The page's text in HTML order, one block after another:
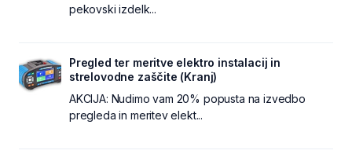
pekovski izdelk...
Pregled ter meritve elektro instalacij in
strelovodne zaščite (Kranj)
AKCIJA: Nudimo vam 20% popusta na izvedbo
pregleda in meritev elekt...